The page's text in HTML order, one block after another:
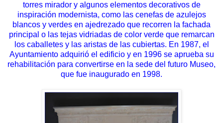
torres mirador y algunos elementos decorativos de
inspiración modernista, como las cenefas de azulejos
blancos y verdes en ajedrezado que recorren la fachada
principal o las tejas vidriadas de color verde que remarcan
los caballetes y las aristas de las cubiertas. En 1987, el
Ayuntamiento adquirió el edificio y en 1996 se aprueba su
rehabilitación para convertirse en la sede del futuro Museo,
que fue inaugurado en 1998.